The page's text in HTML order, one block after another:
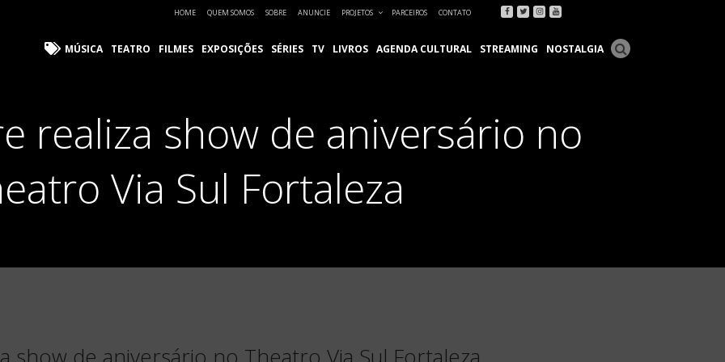
HOME QUEM SOMOS SOBRE ANUNCIE PROJETOS PARCEIROS CONTATO Facebook
Twitter
Instagram
Youtube
MÚSICA TEATRO FILMES EXPOSIÇÕES SÉRIES TV LIVROS AGENDA CULTURAL STREAMING NOSTALGIA
realiza show de aniversário no
Via Sul Fortaleza
show de aniversário no Theatro Via Sul Fortaleza